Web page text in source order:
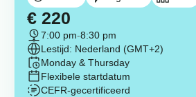
€ 220
7:00 pm-8:30 pm
Lestijd: Nederland (GMT+2)
Monday & Thursday
Flexibele startdatum
CEFR-gecertificeerd